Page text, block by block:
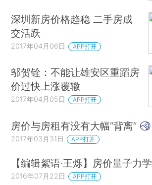
深圳新房价格趋稳 二手房成
交活跃
2017年04月06日 APP打开
邬贺铨：不能让雄安区重蹈房
价过快上涨覆辙
2017年04月05日 APP打开
房价与房租有没有大幅“背离”
2017年03月31日 APP打开
【编辑絮语·王烁】房价量子力学
2016年07月22日 APP打开